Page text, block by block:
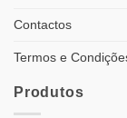
Contactos
Termos e
Produtos